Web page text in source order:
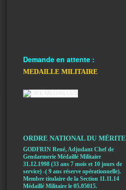
Demande en attente :
MEDAILLE MILITAIRE
ORDRE NATIONAL DU MÉRITE
GODFRIN René, Adjudant Chef de
Gendarmerie Médaillé Militaire
31.12.1998 (33 ans 7 mois et 10 jours de
service) -( 9 ans réserve opérationnelle).
Membre titulaire de la Section 11.11.14
Médaillé Militaire le 05.05015.